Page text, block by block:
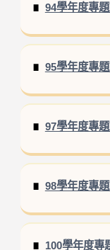
94學年度專
95學年度專
97學年度專
98學年度專
100學年度專